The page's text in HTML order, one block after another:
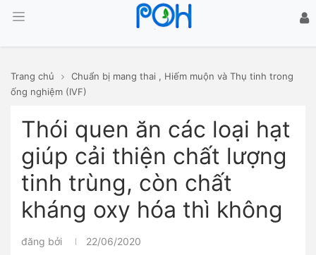
Trang chủ Chuẩn bị mang thai , Hiếm muộn và Thụ tinh trong
ống nghiệm (IVF)
Thói quen ăn các loại hạt
giúp cải thiện chất lượng
tinh trùng, còn chất
kháng oxy hóa thì không
đăng bởi 22/06/2020